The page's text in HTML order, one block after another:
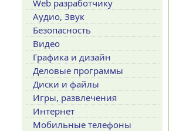
Web разработчику
Аудио, Звук
Безопасность
Видео
Графика и дизайн
Деловые программы
Диски и файлы
Игры, развлечения
Интернет
Мобильные телефоны